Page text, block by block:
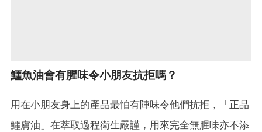
鱷魚油會有腥味令小朋友抗拒嗎？
用在小朋友身上的產品最怕有陣味令他們抗拒，「正品
鱷膚油」在萃取過程衛生嚴謹，用來完全無腥味亦不添